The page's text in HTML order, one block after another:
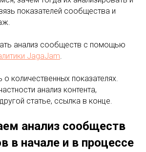
показателей сообщества и
анализ сообществ с помощью
JagaJam.
количественных показателях.
анализ контента,
статье, ссылка в конце.
анализ сообществ
в начале и в процессе